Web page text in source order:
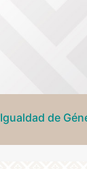
Igualdad de